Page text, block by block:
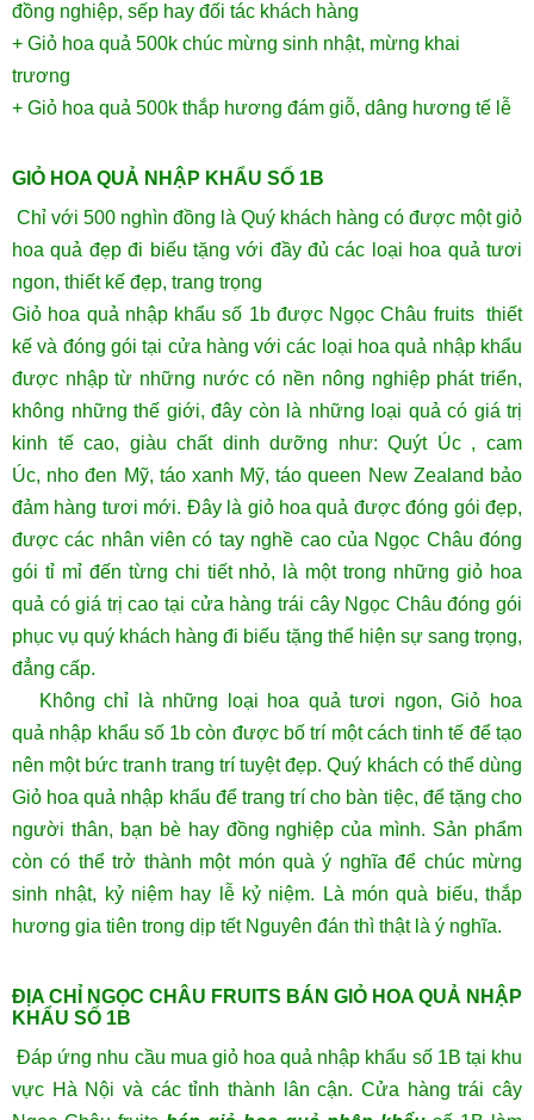
đồng nghiệp, sếp hay đối tác khách hàng
+ Giỏ hoa quả 500k chúc mừng sinh nhật, mừng khai
trương
+ Giỏ hoa quả 500k thắp hương đám giỗ, dâng hương tế lễ
GIỎ HOA QUẢ NHẬP KHẨU SỐ 1B
Chỉ với 500 nghìn đồng là Quý khách hàng có được một giỏ
hoa quả đẹp đi biếu tặng với đầy đủ các loại hoa quả tươi
ngon, thiết kế đẹp, trang trọng
Giỏ hoa quả nhập khẩu số 1b được Ngọc Châu fruits thiết
kế và đóng gói tại cửa hàng với các loại hoa quả nhập khẩu
được nhập từ những nước có nền nông nghiệp phát triển,
không những thế giới, đây còn là những loại quả có giá trị
kinh tế cao, giàu chất dinh dưỡng như:Quýt Úc,cam
Úc, nho đen Mỹ, táo xanh Mỹ,táo queen New Zealand bảo
đảm hàng tươi mới. Đây là giỏ hoa quả được đóng gói đẹp,
được các nhân viên có tay nghề cao của Ngọc Châu đóng
gói tỉ mỉ đến từng chi tiết nhỏ, là một trong những giỏ hoa
quả có giá trị cao tại cửa hàng trái cây Ngọc Châu đóng gói
phục vụ quý khách hàng đi biếu tặng thể hiện sự sang trọng,
đẳng cấp.
Không chỉ là những loại hoa quả tươi ngon, Giỏ hoa
quả nhập khẩu số 1b còn được bố trí một cách tinh tế để tạo
nên một bức tranh trang trí tuyệt đẹp. Quý khách có thể dùng
Giỏ hoa quả nhập khẩu để trang trí cho bàn tiệc, để tặng cho
người thân, bạn bè hay đồng nghiệp của mình. Sản phẩm
còn có thể trở thành một món quà ý nghĩa để chúc mừng
sinh nhật, kỷ niệm hay lễ kỷ niệm. Là món quà biếu, thắp
hương gia tiên trong dịp tết Nguyên đán thì thật là ý nghĩa.
ĐỊA CHỈ NGỌC CHÂU FRUITS BÁN GIỎ HOA QUẢ NHẬP
KHẨU SỐ 1B
Đáp ứng nhu cầu mua giỏ hoa quả nhập khẩu số 1B tại khu
vực Hà Nội và các tỉnh thành lân cận. Cửa hàng trái cây